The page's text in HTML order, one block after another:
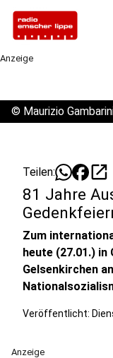
Anzeige
© Maurizio
Teilen: open_in_new
81 Jahre
Zum
heute (27.01.) in
Gelsenkirchen
Veröffentlicht:
Anzeige